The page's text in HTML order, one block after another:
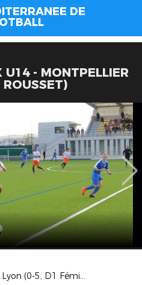
DE
U14 - MONTPELLIER
Marseille - Lyon (0-5, D1 Féminine)